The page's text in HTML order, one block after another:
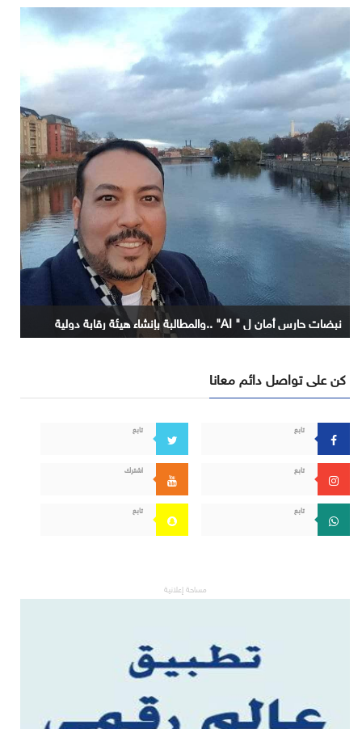
نبضات حارس أمان ل " AI" ..والمطالبة بإنشاء هيئة رقابة دولية
كن على تواصل دائم معانا
تابع تابع
تابع اشترك
تابع تابع
مساحة إعلانية